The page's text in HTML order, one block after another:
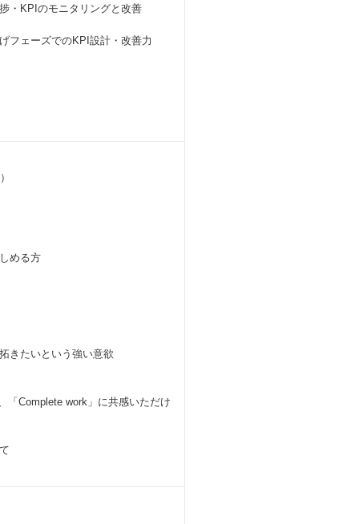
のモニタリングと改善
ズでのKPI設計・改善力
める方
きたいという強い意欲
「Complete work」に共感いただけ